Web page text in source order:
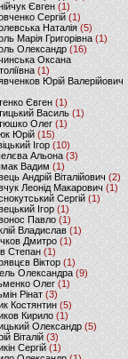
Євген (1)
Сергій (1)
Наталія(5)
Марія Григорівна (1)
Олександр (16)
Оксана
(1)
Юрій Валерійович
Євген (1)
Василь (1)
Олег (1)
Юрій (15)
Ігор (10)
Альона(3)
Вадим (1)
Андрій Віталійович (2)
Леонід Макарович (1)
Сергій (1)
Ігор (1)
Павло (1)
Владислав (1)
Дмитро(1)
Степан(1)
Віктор (1)
Олександра (9)
Олег (1)
Рінат(3)
Костянтин(5)
Кирило (1)
Олександр (5)
Віталій (3)
Сергій(1)